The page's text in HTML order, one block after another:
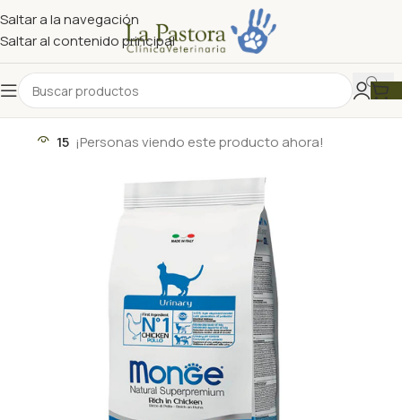
Saltar a la navegación
Saltar al contenido principal
15 ¡Personas viendo este producto ahora!